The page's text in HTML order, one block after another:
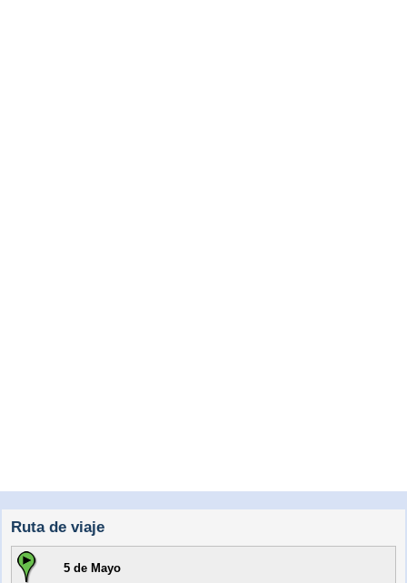
Ruta de viaje
5 de Mayo